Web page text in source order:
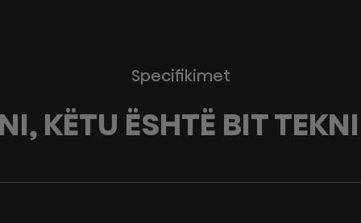
Specifikimet
KËTU ËSHTË BIT